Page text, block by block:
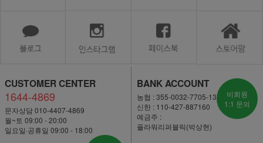
CUSTOMER CENTER
1644-4869
문자상담 010-4407-4869
월~토 09:00 - 20:00
일요일·공휴일 09:00 - 18:00
BANK ACCOUNT
농협 : 355-0032-7705-13
신한 : 110-427-887160
예금주 :
플라워리퍼블릭(박상현)
비회원
1:1 문의